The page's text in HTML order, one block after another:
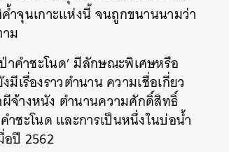
ำจุนเกาะแห่งนี้ จนถูกขนานนามว่า
ม
าคำชะโนด’ มีลักษณะพิเศษหรือ
เรื่องราวตำนาน ความเชื่อเกี่ยว
ผีจ้างหนัง ตำนานความศักดิ์สิทธิ์
ชะโนด และการเป็นหนึ่งในบ่อน้ำ
อปี 2562